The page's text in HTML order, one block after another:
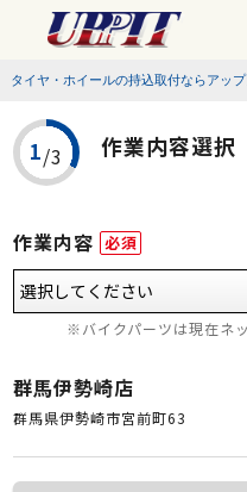
タイヤ・ホイールの持込取付ならアップ
作業内容選択
作業内容 必須
※バイクパーツは現在ネ
群馬伊勢崎店
群馬県伊勢崎市宮前町63